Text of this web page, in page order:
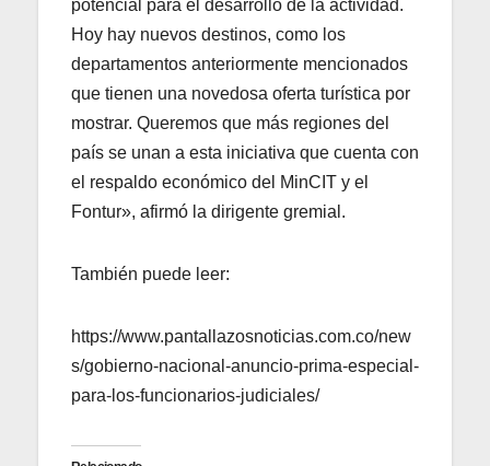
potencial para el desarrollo de la actividad.
Hoy hay nuevos destinos, como los
departamentos anteriormente mencionados
que tienen una novedosa oferta turística por
mostrar. Queremos que más regiones del
país se unan a esta iniciativa que cuenta con
el respaldo económico del MinCIT y el
Fontur», afirmó la dirigente gremial.
También puede leer:
https://www.pantallazosnoticias.com.co/new
s/gobierno-nacional-anuncio-prima-especial-
para-los-funcionarios-judiciales/